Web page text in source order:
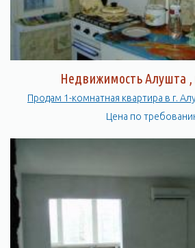
Недвижимость Алушта ,
Продам 1-комнатная
Цена по